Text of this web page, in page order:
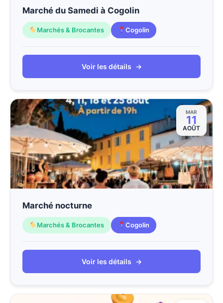
Marché du Samedi à Cogolin
Marchés & Brocantes Cogolin
Voir les détails →
MAR
11
AOÛT
Marché nocturne
Marchés & Brocantes Cogolin
Voir les détails →